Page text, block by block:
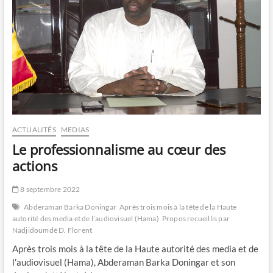
ACTUALITÉS MEDIAS
Le professionnalisme au cœur des
actions
8 septembre 2022
Abderaman Barka Doningar Après trois mois à la tête de la Haute
autorité des media et de l’audiovisuel (Hama) Propos recueillis par
Nadjidoumdé D. Florent
Après trois mois à la tête de la Haute autorité des media et de
l’audiovisuel (Hama), Abderaman Barka Doningar et son